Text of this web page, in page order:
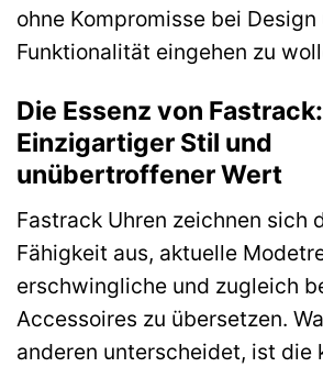
ohne Kompromisse bei Design
Funktionalität eingehen zu
Die Essenz von Fastrack:
Einzigartiger Stil und
unübertroffener Wert
Fastrack Uhren zeichnen sich
Fähigkeit aus, aktuelle
erschwingliche und zugleich
Accessoires zu übersetzen.
anderen unterscheidet, ist die